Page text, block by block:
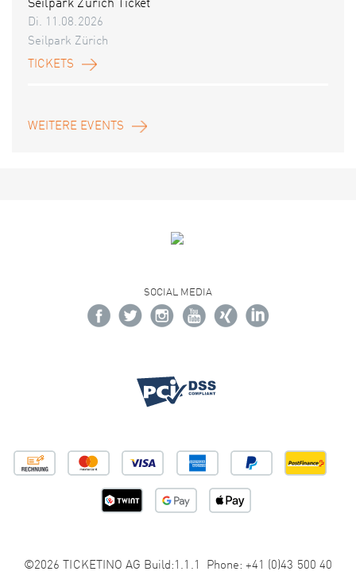
Seilpark Zürich Ticket
Di. 11.08.2026
Seilpark Zürich
TICKETS
WEITERE EVENTS
SOCIAL MEDIA
©2026 TICKETINO AG Build:1.1.1 Phone: +41 (0)43 500 40